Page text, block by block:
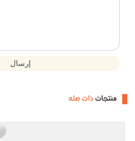
إرسال
منتجاتذات صله